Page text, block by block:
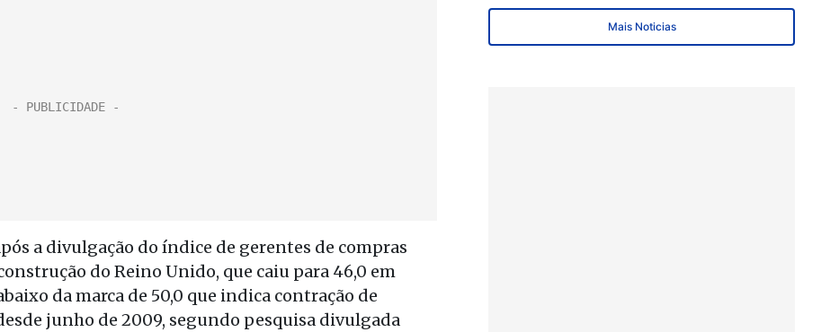
a divulgação do índice de gerentes de compras
do Reino Unido, que caiu para 46,0 em
da marca de 50,0 que indica contração de
junho de 2009, segundo pesquisa divulgada